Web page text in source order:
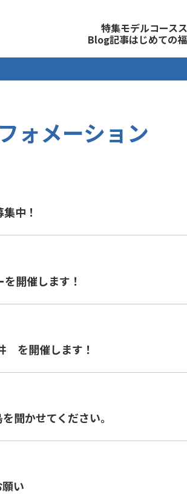
式サイ
特集モデルコース
Blog記事はじめての
ォメーション
中！
開催します！
を開催します！
聞かせてください。
い